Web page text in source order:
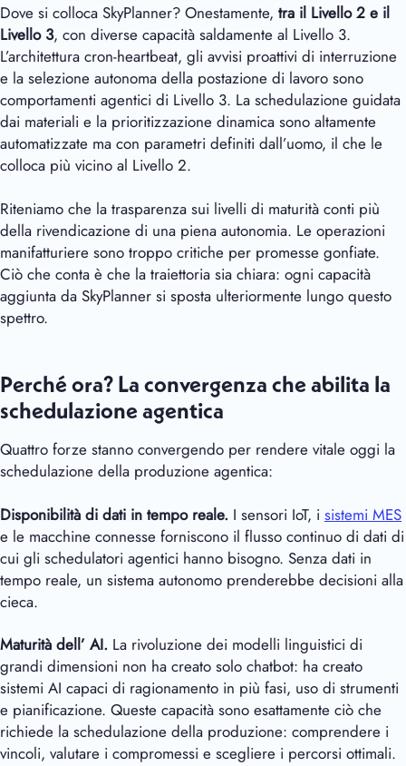
Dove si colloca SkyPlanner? Onestamente, tra il Livello 2 e il
Livello 3, con diverse capacità saldamente al Livello 3.
L’architettura cron-heartbeat, gli avvisi proattivi di interruzione
e la selezione autonoma della postazione di lavoro sono
comportamenti agentici di Livello 3. La schedulazione guidata
dai materiali e la prioritizzazione dinamica sono altamente
automatizzate ma con parametri definiti dall’uomo, il che le
colloca più vicino al Livello 2.
Riteniamo che la trasparenza sui livelli di maturità conti più
della rivendicazione di una piena autonomia. Le operazioni
manifatturiere sono troppo critiche per promesse gonfiate.
Ciò che conta è che la traiettoria sia chiara: ogni capacità
aggiunta da SkyPlanner si sposta ulteriormente lungo questo
spettro.
Perché ora? La convergenza che abilita la
schedulazione agentica
Quattro forze stanno convergendo per rendere vitale oggi la
schedulazione della produzione agentica:
Disponibilità di dati in tempo reale. I sensori IoT, i sistemi MES
e le macchine connesse forniscono il flusso continuo di dati di
cui gli schedulatori agentici hanno bisogno. Senza dati in
tempo reale, un sistema autonomo prenderebbe decisioni alla
cieca.
Maturità dell’ AI. La rivoluzione dei modelli linguistici di
grandi dimensioni non ha creato solo chatbot: ha creato
sistemi AI capaci di ragionamento in più fasi, uso di strumenti
e pianificazione. Queste capacità sono esattamente ciò che
richiede la schedulazione della produzione: comprendere i
vincoli, valutare i compromessi e scegliere i percorsi ottimali.